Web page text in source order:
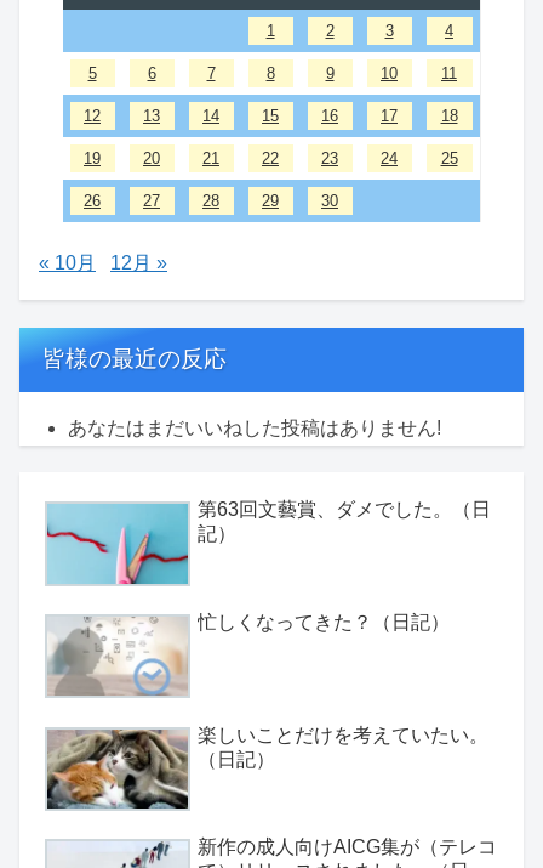
1 2 3 4
5 6 7 8 9 10 11
12 13 14 15 16 17 18
19 20 21 22 23 24 25
26 27 28 29 30
« 10月 12月 »
皆様の最近の反応
あなたはまだいいねした投稿はありません!
第63回文藝賞、ダメでした。（日
記）
忙しくなってきた？（日記）
楽しいことだけを考えていたい。
（日記）
新作の成人向けAICG集が（テレコ